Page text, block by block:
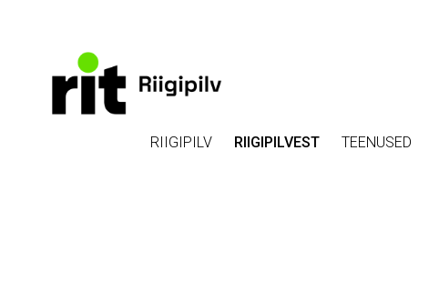
RIIGIPILV RIIGIPILVEST TEENUSED